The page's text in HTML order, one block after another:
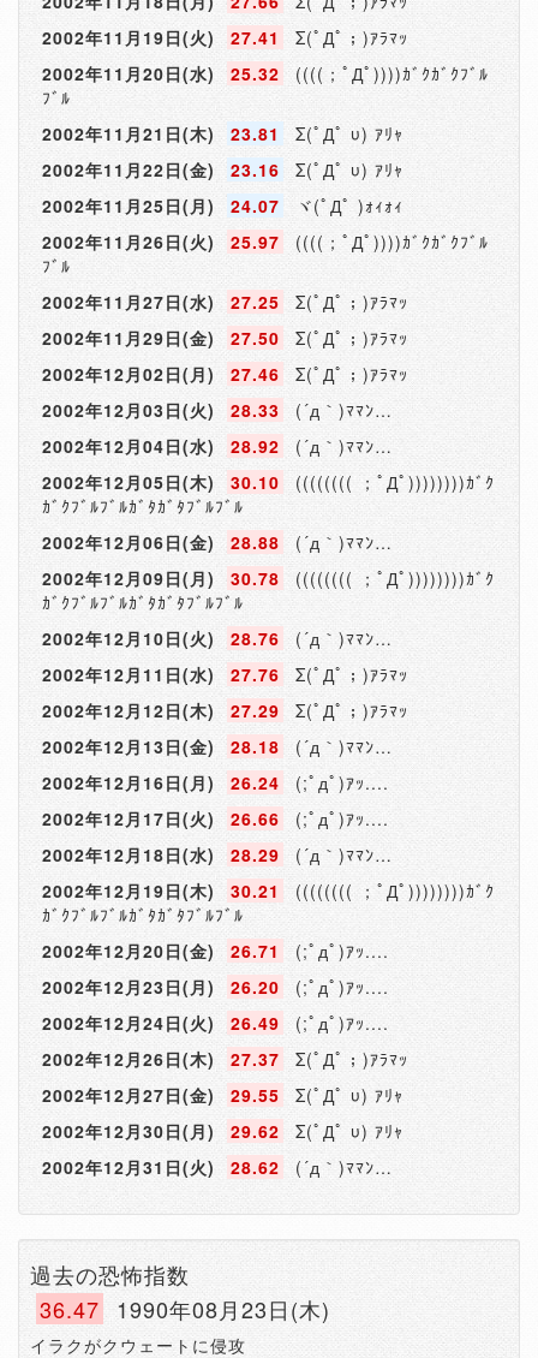
2002年11月19日(火)
27.41
Σ(ﾟДﾟ；)ｱﾗﾏｯ
2002年11月20日(水)
25.32
((((；ﾟДﾟ))))ｶﾞｸｶﾞｸﾌﾞﾙ
ﾌﾞﾙ
2002年11月21日(木)
23.81
Σ(ﾟДﾟ υ) ｱﾘｬ
2002年11月22日(金)
23.16
Σ(ﾟДﾟ υ) ｱﾘｬ
2002年11月25日(月)
24.07
ヾ(ﾟДﾟ )ｫｨｫｨ
2002年11月26日(火)
25.97
((((；ﾟДﾟ))))ｶﾞｸｶﾞｸﾌﾞﾙ
ﾌﾞﾙ
2002年11月27日(水)
27.25
Σ(ﾟДﾟ；)ｱﾗﾏｯ
2002年11月29日(金)
27.50
Σ(ﾟДﾟ；)ｱﾗﾏｯ
2002年12月02日(月)
27.46
Σ(ﾟДﾟ；)ｱﾗﾏｯ
2002年12月03日(火)
28.33
(´д｀)ﾏﾏﾝ…
2002年12月04日(水)
28.92
(´д｀)ﾏﾏﾝ…
2002年12月05日(木)
30.10
(((((((( ；ﾟДﾟ))))))))ｶﾞｸ
ｶﾞｸﾌﾞﾙﾌﾞﾙｶﾞﾀｶﾞﾀﾌﾞﾙﾌﾞﾙ
2002年12月06日(金)
28.88
(´д｀)ﾏﾏﾝ…
2002年12月09日(月)
30.78
(((((((( ；ﾟДﾟ))))))))ｶﾞｸ
ｶﾞｸﾌﾞﾙﾌﾞﾙｶﾞﾀｶﾞﾀﾌﾞﾙﾌﾞﾙ
2002年12月10日(火)
28.76
(´д｀)ﾏﾏﾝ…
2002年12月11日(水)
27.76
Σ(ﾟДﾟ；)ｱﾗﾏｯ
2002年12月12日(木)
27.29
Σ(ﾟДﾟ；)ｱﾗﾏｯ
2002年12月13日(金)
28.18
(´д｀)ﾏﾏﾝ…
2002年12月16日(月)
26.24
(;ﾟдﾟ)ｱｯ....
2002年12月17日(火)
26.66
(;ﾟдﾟ)ｱｯ....
2002年12月18日(水)
28.29
(´д｀)ﾏﾏﾝ…
2002年12月19日(木)
30.21
(((((((( ；ﾟДﾟ))))))))ｶﾞｸ
ｶﾞｸﾌﾞﾙﾌﾞﾙｶﾞﾀｶﾞﾀﾌﾞﾙﾌﾞﾙ
2002年12月20日(金)
26.71
(;ﾟдﾟ)ｱｯ....
2002年12月23日(月)
26.20
(;ﾟдﾟ)ｱｯ....
2002年12月24日(火)
26.49
(;ﾟдﾟ)ｱｯ....
2002年12月26日(木)
27.37
Σ(ﾟДﾟ；)ｱﾗﾏｯ
2002年12月27日(金)
29.55
Σ(ﾟДﾟ υ) ｱﾘｬ
2002年12月30日(月)
29.62
Σ(ﾟДﾟ υ) ｱﾘｬ
2002年12月31日(火)
28.62 (´д｀)ﾏﾏﾝ…
過去の恐怖指数
36.47
1990年08月23日(木)
イラクがクウェートに侵攻